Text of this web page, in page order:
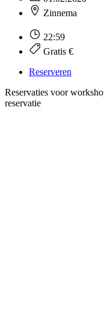
Zinnema
22:59
Gratis €
Reserveren
Reservaties voor
reservatie